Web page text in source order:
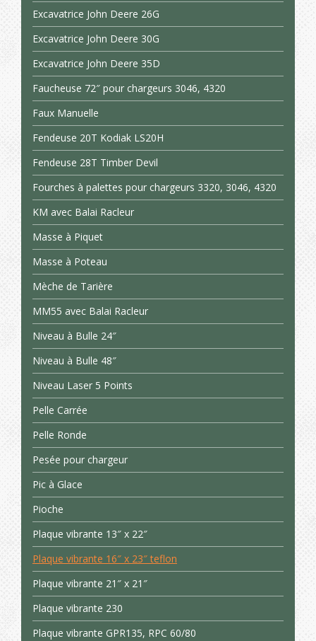
Excavatrice John Deere 26G
Excavatrice John Deere 30G
Excavatrice John Deere 35D
Faucheuse 72″ pour chargeurs 3046, 4320
Faux Manuelle
Fendeuse 20T Kodiak LS20H
Fendeuse 28T Timber Devil
Fourches à palettes pour chargeurs 3320, 3046, 4320
KM avec Balai Racleur
Masse à Piquet
Masse à Poteau
Mèche de Tarière
MM55 avec Balai Racleur
Niveau à Bulle 24″
Niveau à Bulle 48″
Niveau Laser 5 Points
Pelle Carrée
Pelle Ronde
Pesée pour chargeur
Pic à Glace
Pioche
Plaque vibrante 13″ x 22″
Plaque vibrante 16″ x 23″ teflon
Plaque vibrante 21″ x 21″
Plaque vibrante 230
Plaque vibrante GPR135, RPC 60/80